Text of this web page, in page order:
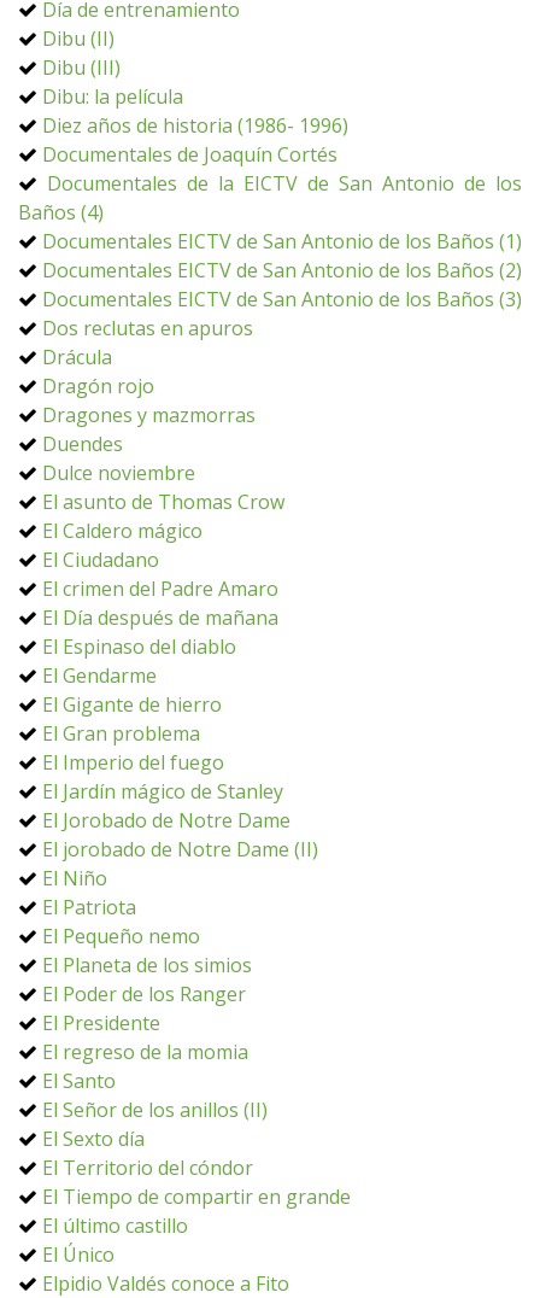
Día de entrenamiento
Dibu (II)
Dibu (III)
Dibu: la película
Diez años de historia (1986- 1996)
Documentales de Joaquín Cortés
Documentales de la EICTV de San Antonio de los
Baños (4)
Documentales EICTV de San Antonio de los Baños (1)
Documentales EICTV de San Antonio de los Baños (2)
Documentales EICTV de San Antonio de los Baños (3)
Dos reclutas en apuros
Drácula
Dragón rojo
Dragones y mazmorras
Duendes
Dulce noviembre
El asunto de Thomas Crow
El Caldero mágico
El Ciudadano
El crimen del Padre Amaro
El Día después de mañana
El Espinaso del diablo
El Gendarme
El Gigante de hierro
El Gran problema
El Imperio del fuego
El Jardín mágico de Stanley
El Jorobado de Notre Dame
El jorobado de Notre Dame (II)
El Niño
El Patriota
El Pequeño nemo
El Planeta de los simios
El Poder de los Ranger
El Presidente
El regreso de la momia
El Santo
El Señor de los anillos (II)
El Sexto día
El Territorio del cóndor
El Tiempo de compartir en grande
El último castillo
El Único
Elpidio Valdés conoce a Fito